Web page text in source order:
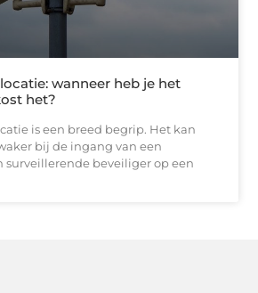
wanneer heb je het
het?
is een breed begrip. Het kan
bij de ingang van een
surveillerende beveiliger op een